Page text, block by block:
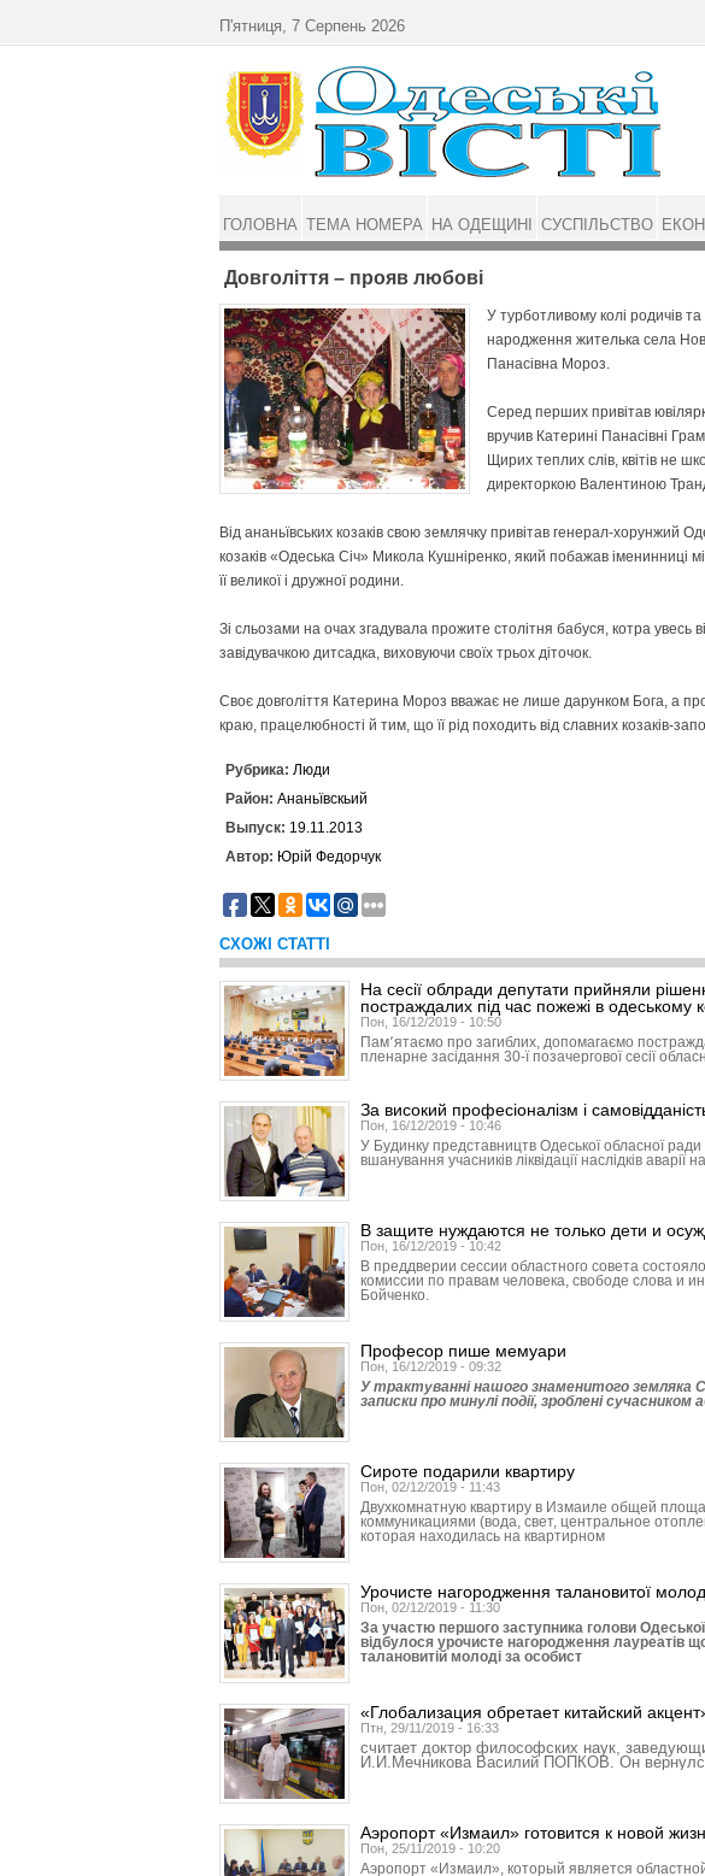
Довголіття – прояв любові
У турботливому колі родичів
народження жителька села
Панасівна Мороз.
Серед перших привітав
вручив Катерині Панасівні
Щирих теплих слів, квітів не
директоркою Валентиною
Від ананьївських козаків свою землячку привітав генерал-хорунжий
козаків «Одеська Січ» Микола Кушніренко, який побажав іменинниці
її великої і дружної родини.
Зі сльозами на очах згадувала прожите столітня бабуся, котра увесь
завідувачкою дитсадка, виховуючи своїх трьох діточок.
Своє довголіття Катерина Мороз вважає не лише дарунком Бога, а
краю, працелюбності й тим, що її рід походить від славних козаків-
Рубрика: Люди
Район: Ананьївскьий
Выпуск: 19.11.2013
Автор: Юрій Федорчук
СХОЖІ СТАТТІ
На сесії облради депутати прийняли
постраждалих під час пожежі в одеському
Пон, 16/12/2019 - 10:50
Пам՚ятаємо про загиблих, допомагаємо
пленарне засідання 30-ї позачергової сесії
За високий професіоналізм і
Пон, 16/12/2019 - 10:46
У Будинку представництв Одеської обласної
вшанування учасників ліквідації наслідків
В защите нуждаются не только дети и
Пон, 16/12/2019 - 10:42
В преддверии сессии областного совета
комиссии по правам человека, свободе слова и
Бойченко.
Професор пише мемуари
Пон, 16/12/2019 - 09:32
У трактуванні нашого знаменитого земляка
записки про минулі події, зроблені сучасником
Сироте подарили квартиру
Пон, 02/12/2019 - 11:43
Двухкомнатную квартиру в Измаиле общей
коммуникациями (вода, свет, центральное
которая находилась на квартирном
Урочисте нагородження талановитої
Пон, 02/12/2019 - 11:30
За участю першого заступника голови
відбулося урочисте нагородження лауреатів
талановитій молоді за особист
«Глобализация обретает китайский
Птн, 29/11/2019 - 16:33
считает доктор философских наук,
И.И.Мечникова Василий ПОПКОВ. Он
Аэропорт «Измаил» готовится к новой
Пон, 25/11/2019 - 10:20
Аэропорт «Измаил», который является
П'ятниця, 7 Серпень 2026
ГОЛОВНА ТЕМА НОМЕРА НА ОДЕЩИНІ СУСПІЛЬСТВО